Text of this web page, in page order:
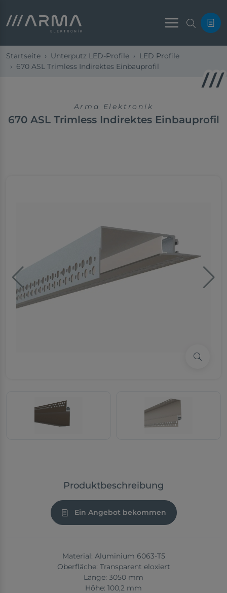
Menu
Startseite Unterputz LED-Profile
LED Profile
670 ASL Trimless Indirektes Einbauprofil
Arma Elektronik
670 ASL Trimless Indirektes Einbauprofil
Produktbeschreibung
Ein Angebot bekommen
Material: Aluminium 6063-T5
Oberfläche: Transparent eloxiert
Länge: 3050 mm
Höhe: 100,2 mm